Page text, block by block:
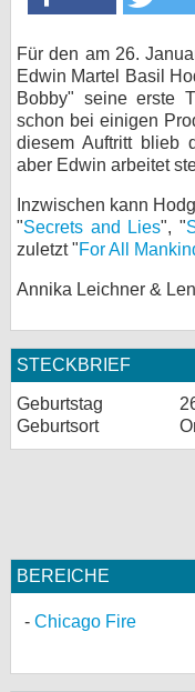
Für den am 26.
Edwin Martel Basil
Bobby" seine erste
schon bei einigen
diesem Auftritt blieb
aber Edwin arbeitet
Inzwischen kann
"Secrets and Lies", "
zuletzt "For All
Annika Leichner &
STECKBRIEF
Geburtstag
Geburtsort
BEREICHE
Chicago Fire